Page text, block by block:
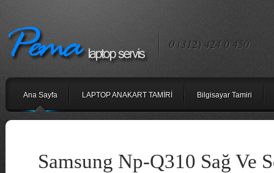
0 (312) 424 0 450
Ana Sayfa LAPTOP ANAKART TAMİRİ Bilgisayar Tamiri
Samsung Np-Q310 Sağ Ve